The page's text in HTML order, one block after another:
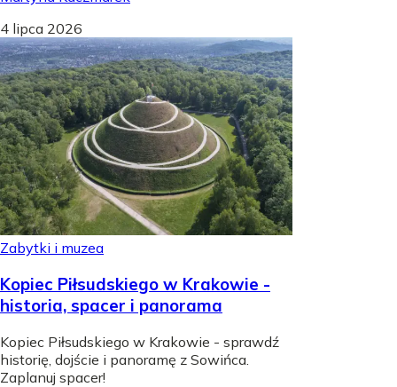
4 lipca 2026
Zabytki i muzea
Kopiec Piłsudskiego w Krakowie -
historia, spacer i panorama
Kopiec Piłsudskiego w Krakowie - sprawdź
historię, dojście i panoramę z Sowińca.
Zaplanuj spacer!